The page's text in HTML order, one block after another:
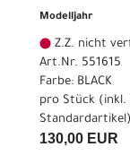
Modelljahr
Z.Z. nicht
Art.Nr. 551615
Farbe: BLACK
pro Stück (inkl.
Standardartikel)
130,00 EUR